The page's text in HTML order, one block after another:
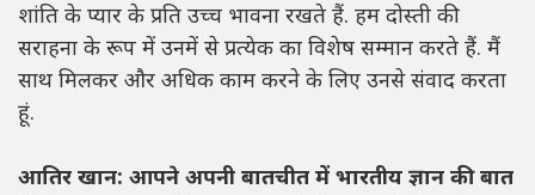
शांति के प्यार के प्रति उच्च भावना रखते हैं. हम दोस्ती की
सराहना के रूप में उनमें से प्रत्येक का विशेष सम्मान करते हैं. मैं
साथ मिलकर और अधिक काम करने के लिए उनसे संवाद करता
हूं.
आतिर खान: आपने अपनी बातचीत में भारतीय ज्ञान की बात